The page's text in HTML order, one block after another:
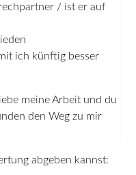
/ ist er auf
ich künftig besser
meine Arbeit und du
den Weg zu mir
abgeben kannst: